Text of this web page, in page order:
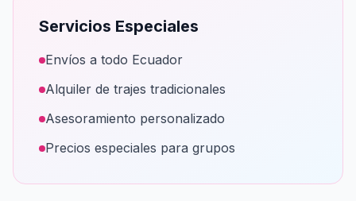
Servicios Especiales
Envíos a todo Ecuador
Alquiler de trajes tradicionales
Asesoramiento personalizado
Precios especiales para grupos